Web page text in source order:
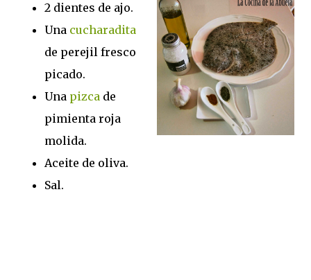
2 dientes de ajo.
Una cucharadita
de perejil fresco
picado.
Una pizca de
pimienta roja
molida.
Aceite de oliva.
Sal.